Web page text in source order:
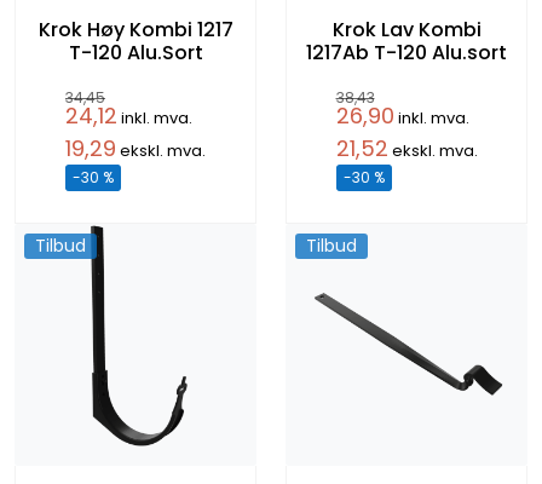
Krok Høy Kombi 1217
T-120 Alu.Sort
34,45
24,12 inkl. mva.
19,29 ekskl. mva.
-30 %
Krok Lav Kombi
1217Ab T-120 Alu.sort
38,43
26,90 inkl. mva.
21,52 ekskl. mva.
-30 %
Tilbud Tilbud